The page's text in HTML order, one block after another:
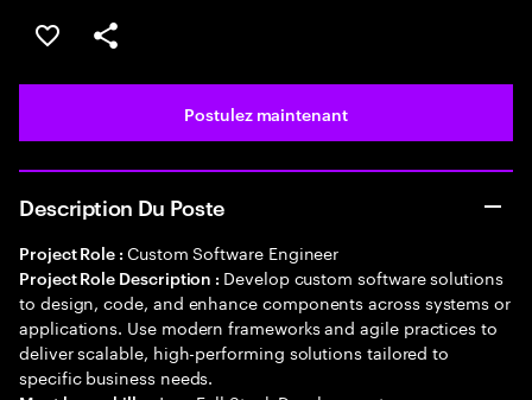
Sélectionner pour enregistrer l’emploi
PARTAGER
Postulez maintenant
Description Du Poste
Project Role : Custom Software Engineer
Project Role Description : Develop custom software solutions
to design, code, and enhance components across systems or
applications. Use modern frameworks and agile practices to
deliver scalable, high-performing solutions tailored to
specific business needs.